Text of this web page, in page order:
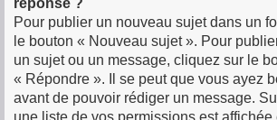
réponse ?
Pour publier un nouveau sujet dans un
le bouton « Nouveau sujet ». Pour
un sujet ou un message, cliquez sur le
« Répondre ». Il se peut que vous ayez
avant de pouvoir rédiger un message.